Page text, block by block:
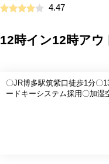
4.47
12時イン12時ア
〇JR博多駅筑紫口徒歩1分〇
ードキーシステム採用〇加湿